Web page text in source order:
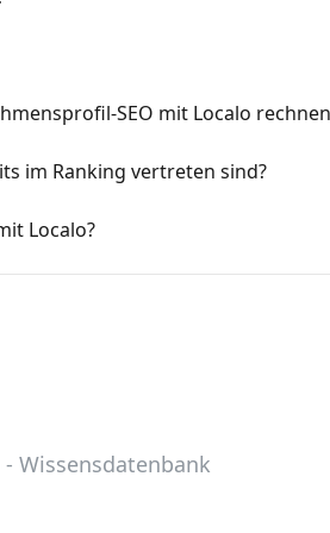
SEO mit Localo
im Ranking vertreten sind?
Localo?